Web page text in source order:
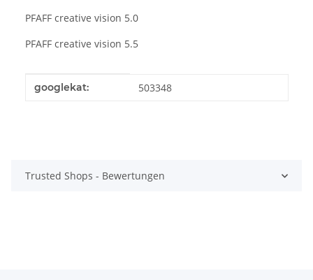
PFAFF creative vision 5.0
PFAFF creative vision 5.5
Produkteigenschaft
Wert
googlekat: 503348
Trusted Shops - Bewertungen